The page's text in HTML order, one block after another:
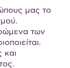
μας το
των
και